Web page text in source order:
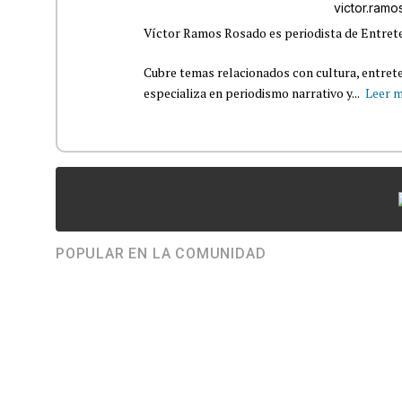
Víctor Ramos Rosado es periodista de
Cubre temas relacionados con cultura,
especializa en periodismo narrativo y... Leer
POPULAR EN LA COMUNIDAD